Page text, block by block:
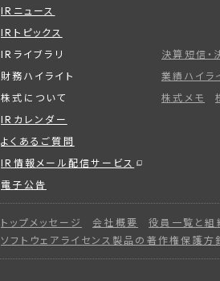
IRニュース
IRトピックス
IRライブラリ
決算短信・
財務ハイライト
業績ハイラ
株式について
株式メモ
IRカレンダー
よくあるご質問
IR情報メール配信サービス
電子公告
トップメッセージ 会社概要 役員一覧と組
ソフトウェアライセンス製品の著作権保護方